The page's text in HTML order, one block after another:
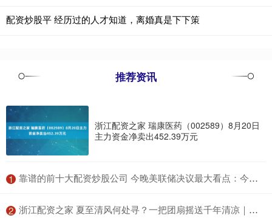
配资炒股平 经历过的人才知道，离婚真是下下策
推荐资讯
浙江配资之家 瑞康医药（002589）8月20日
主力资金净卖出452.39万元
1 ​靠谱的前十大配资炒股公司 今晚美联储决议最大看点：今年究竟降息一次还是两次？
2 ​浙江配资之家 夏至清风何处寻？一把团扇摇送千年清凉｜文化中国行·节气拾遗